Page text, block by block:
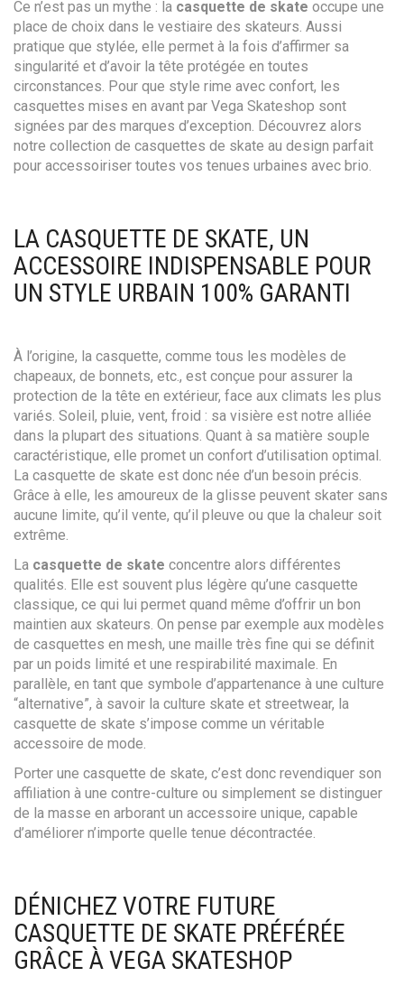
Ce n’est pas un mythe : la casquette de skate occupe une
place de choix dans le vestiaire des skateurs. Aussi
pratique que stylée, elle permet à la fois d’affirmer sa
singularité et d’avoir la tête protégée en toutes
circonstances. Pour que style rime avec confort, les
casquettes mises en avant par Vega Skateshop sont
signées par des marques d’exception. Découvrez alors
notre collection de casquettes de skate au design parfait
pour accessoiriser toutes vos tenues urbaines avec brio.
LA CASQUETTE DE SKATE, UN
ACCESSOIRE INDISPENSABLE POUR
UN STYLE URBAIN 100% GARANTI
À l’origine, la casquette, comme tous les modèles de
chapeaux, de bonnets, etc., est conçue pour assurer la
protection de la tête en extérieur, face aux climats les plus
variés. Soleil, pluie, vent, froid : sa visière est notre alliée
dans la plupart des situations. Quant à sa matière souple
caractéristique, elle promet un confort d’utilisation optimal.
La casquette de skate est donc née d’un besoin précis.
Grâce à elle, les amoureux de la glisse peuvent skater sans
aucune limite, qu’il vente, qu’il pleuve ou que la chaleur soit
extrême.
La casquette de skate concentre alors différentes
qualités. Elle est souvent plus légère qu’une casquette
classique, ce qui lui permet quand même d’offrir un bon
maintien aux skateurs. On pense par exemple aux modèles
de casquettes en mesh, une maille très fine qui se définit
par un poids limité et une respirabilité maximale. En
parallèle, en tant que symbole d’appartenance à une culture
“alternative”, à savoir la culture skate et streetwear, la
casquette de skate s’impose comme un véritable
accessoire de mode.
Porter une casquette de skate, c’est donc revendiquer son
affiliation à une contre-culture ou simplement se distinguer
de la masse en arborant un accessoire unique, capable
d’améliorer n’importe quelle tenue décontractée.
DÉNICHEZ VOTRE FUTURE
CASQUETTE DE SKATE PRÉFÉRÉE
GRÂCE À VEGA SKATESHOP